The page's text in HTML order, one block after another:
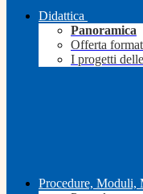
Didattica
Panoramica
Offerta
I progetti
Procedure, Moduli,